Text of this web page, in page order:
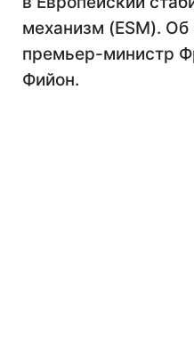
механизм (ESM).
премьер-министр
Фийон.